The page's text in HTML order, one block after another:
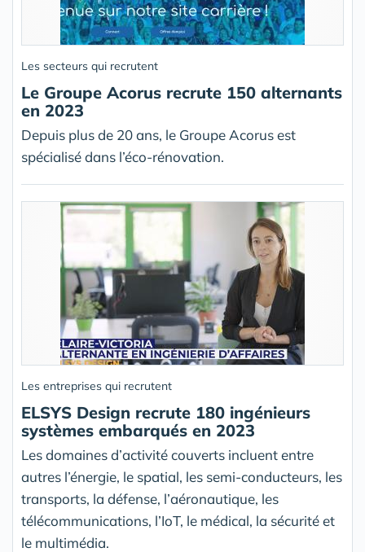
Les secteurs qui recrutent
Le Groupe Acorus recrute 150 alternants
en 2023
Depuis plus de 20 ans, le Groupe Acorus est
spécialisé dans l’éco-rénovation.
Les entreprises qui recrutent
ELSYS Design recrute 180 ingénieurs
systèmes embarqués en 2023
Les domaines d’activité couverts incluent entre
autres l’énergie, le spatial, les semi-conducteurs, les
transports, la défense, l’aéronautique, les
télécommunications, l’IoT, le médical, la sécurité et
le multimédia.